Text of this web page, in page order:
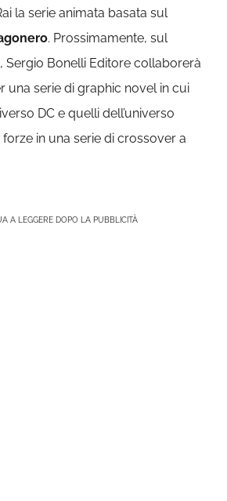
la serie animata basata sul
. Prossimamente, sul
Sergio Bonelli Editore collaborerà
una serie di graphic novel in cui
DC e quelli dell’universo
in una serie di crossover a
A LEGGERE DOPO LA PUBBLICITÀ